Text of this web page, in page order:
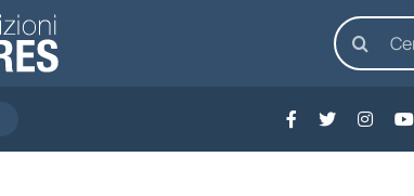
Cerca
per: